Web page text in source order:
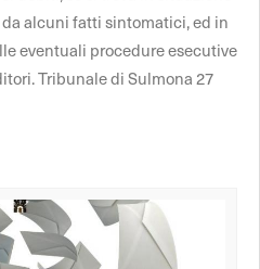
alcuni fatti sintomatici, ed in
eventuali procedure esecutive
Tribunale di Sulmona 27